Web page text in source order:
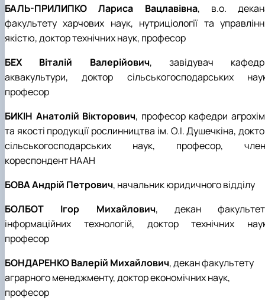
БАЛЬ-ПРИЛИПКО Лариса Вацлавівна, в.о.
факультетухарчових наук, нутриціології та
якістю, доктор технічних наук, професор
БЕХ Віталій Валерійович, завідувач
аквакультури, доктор сільськогосподарських
професор
БИКІН Анатолій Вікторович, професор кафедри
та якості продукції рослинництва ім. О.І. Душечкіна,
сільськогосподарських наук, професор,
кореспондент НААН
БОВА Андрій Петрович, начальник юридичного відділу
БОЛБОТ Ігор Михайлович, декан
інформаційних технологій, доктор технічних
професор
БОНДАРЕНКО Валерій Михайлович, декан факультету
аграрного менеджменту, доктор економічних наук,
професор